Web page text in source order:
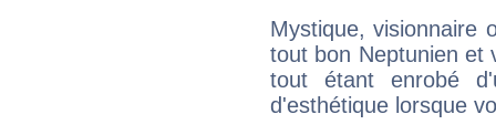
Mystique, visionnaire
tout bon Neptunien et
tout étant enrobé
d'esthétique lorsque